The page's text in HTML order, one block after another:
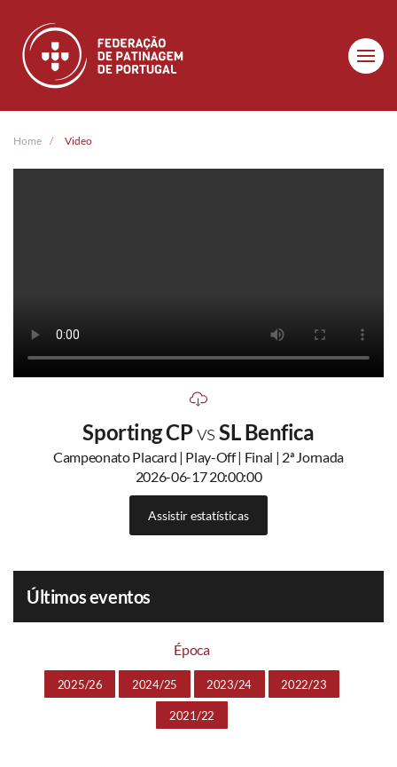
Skip to main content
Home Video
Sporting CPvsSL Benfica
Campeonato Placard | Play-Off | Final | 2ª Jornada
2026-06-17 20:00:00
Assistir estatísticas
Últimos eventos
Época
2025/26 2024/25 2023/24 2022/23
2021/22